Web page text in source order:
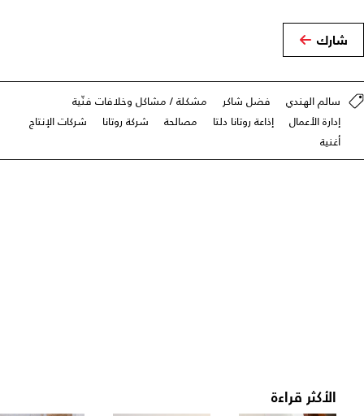
شارك
سالم الهندي فضل شاكر
مشكلة / مشاكل وخلافات فنّية
إدارة الأعمال
إذاعة روتانا دلتا مصالحة شركة روتانا
شركات الإنتاج
أغنية
الأكثر قراءة